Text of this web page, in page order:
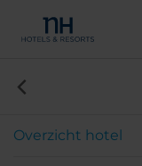
Overzicht hotel